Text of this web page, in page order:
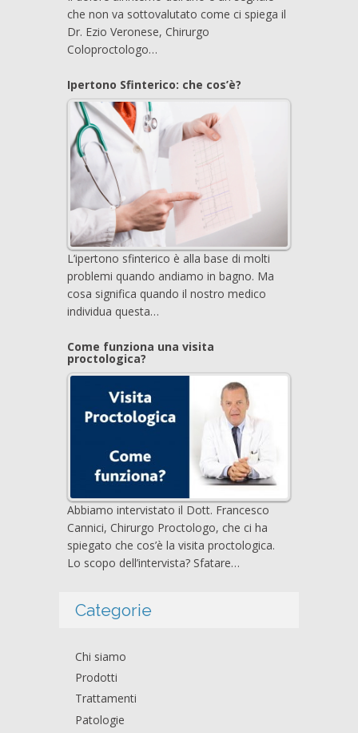
che non va sottovalutato come ci spiega il
Dr. Ezio Veronese, Chirurgo
Coloproctologo…
Ipertono Sfinterico: che cos’è?
L’ipertono sfinterico è alla base di molti
problemi quando andiamo in bagno. Ma
cosa significa quando il nostro medico
individua questa…
Come funziona una visita
proctologica?
Abbiamo intervistato il Dott. Francesco
Cannici, Chirurgo Proctologo, che ci ha
spiegato che cos’è la visita proctologica.
Lo scopo dell’intervista? Sfatare…
Categorie
Chi siamo
Prodotti
Trattamenti
Patologie